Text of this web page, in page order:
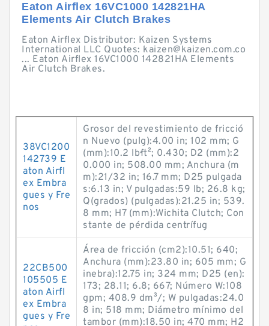
Eaton Airflex 16VC1000 142821HA
Elements Air Clutch Brakes
Eaton Airflex Distributor: Kaizen Systems
International LLC Quotes: kaizen@kaizen.com.co
... Eaton Airflex 16VC1000 142821HA Elements
Air Clutch Brakes.
38VC1200
142739 E
aton Airfl
ex Embra
gues y Fre
nos
Grosor del revestimiento de fricció
n Nuevo (pulg):4.00 in; 102 mm; G
(mm):10.2 lb·ft²; 0.430; D2 (mm):2
0.000 in; 508.00 mm; Anchura (m
m):21/32 in; 16.7 mm; D25 pulgada
s:6.13 in; V pulgadas:59 lb; 26.8 kg;
Q(grados) (pulgadas):21.25 in; 539.
8 mm; H7 (mm):Wichita Clutch; Con
stante de pérdida centrífug
22CB500
105505 E
aton Airfl
ex Embra
gues y Fre
Área de fricción (cm2):10.51; 640;
Anchura (mm):23.80 in; 605 mm; G
inebra):12.75 in; 324 mm; D25 (en):
173; 28.11; 6.8; 667; Número W:108
gpm; 408.9 dm³/; W pulgadas:24.0
8 in; 518 mm; Diámetro mínimo del
tambor (mm):18.50 in; 470 mm; H2